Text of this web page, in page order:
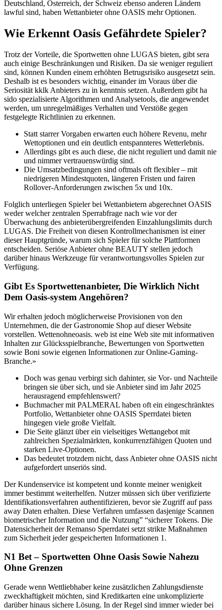
Deutschland, Österreich, der Schweiz ebenso anderen Ländern
lawful sind, haben Wettanbieter ohne OASIS mehr Optionen.
Wie Erkennt Oasis Gefährdete Spieler?
Trotz der Vorteile, die Sportwetten ohne LUGAS bieten, gibt sera
auch einige Beschränkungen und Risiken. Da sie weniger reguliert
sind, können Kunden einem erhöhten Betrugsrisiko ausgesetzt sein.
Deshalb ist es besonders wichtig, einander im Voraus über die
Seriosität kklk Anbieters zu in kenntnis setzen. Außerdem gibt ha
sido spezialisierte Algorithmen und Analysetools, die angewendet
werden, um unregelmäßiges Verhalten und Verstöße gegen
festgelegte Richtlinien zu erkennen.
Statt starrer Vorgaben erwarten euch höhere Revenu, mehr
Wettoptionen und ein deutlich entspannteres Wetterlebnis.
Allerdings gibt es auch diese, die nicht reguliert und damit nie
und nimmer vertrauenswürdig sind.
Die Umsatzbedingungen sind oftmals oft flexibler – mit
niedrigeren Mindestquoten, längeren Fristen und fairen
Rollover-Anforderungen zwischen 5x und 10x.
Folglich unterliegen Spieler bei Wettanbietern abgerechnet OASIS
weder welcher zentralen Sperrabfrage nach wie vor der
Überwachung des anbieterübergreifenden Einzahlungslimits durch
LUGAS. Die Freiheit von diesen Kontrollmechanismen ist einer
dieser Hauptgründe, warum sich Spieler für solche Plattformen
entscheiden. Seriöse Anbieter ohne BEAUTY stellen jedoch
darüber hinaus Werkzeuge für verantwortungsvolles Spielen zur
Verfügung.
Gibt Es Sportwettenanbieter, Die Wirklich Nicht
Dem Oasis-system Angehören?
Wir erhalten jedoch möglicherweise Provisionen von den
Unternehmen, die der Gastronomie Shop auf dieser Website
vorstellen. Wettenohneoasis. web ist eine Web site mit informativen
Inhalten zur Glücksspielbranche, Bewertungen von Sportwetten
sowie Boni sowie eigenen Informationen zur Online-Gaming-
Branche.»
Doch was genau verbirgt sich dahinter, sie Vor- und Nachteile
bringen sie über sich, und sie Anbieter sind im Jahr 2025
herausragend empfehlenswert?
Buchmacher mit PALMERAL haben oft ein eingeschränktes
Portfolio, Wettanbieter ohne OASIS Sperrdatei bieten
hingegen viele große Vielfalt.
Die Seite glänzt über ein vielseitiges Wettangebot mit
zahlreichen Spezialmärkten, konkurrenzfähigen Quoten und
starken Live-Optionen.
Das bedeutet trotzdem nicht, dass Anbieter ohne OASIS nicht
aufgefordert unseriös sind.
Der Kundenservice ist kompetent und konnte meiner wenigkeit
immer bestimmt weiterhelfen. Nutzer müssen sich über verifizierte
Identifikationsverfahren authentifizieren, bevor sie Zugriff auf pass
away Daten erhalten. Diese Verfahren umfassen dasjenige Scannen
biometrischer Information und die Nutzung” “sicherer Tokens. Die
Datensicherheit der Remanso Sperrdatei setzt strikte Maßnahmen
zum Sicherheit jeder gespeicherten Informationen 1.
N1 Bet – Sportwetten Ohne Oasis Sowie Nahezu
Ohne Grenzen
Gerade wenn Wettliebhaber keine zusätzlichen Zahlungsdienste
zweckhaftigkeit möchten, sind Kreditkarten eine unkomplizierte
darüber hinaus sichere Lösung. In der Regel sind immer wieder bei